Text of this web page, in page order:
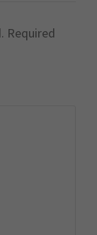
Required